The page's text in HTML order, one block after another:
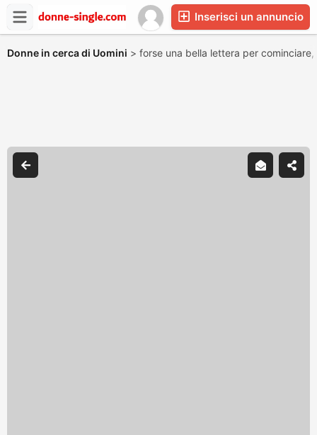
Inserisci un annuncio
Donne in cerca di Uomini > forse una bella lettera per cominciare,